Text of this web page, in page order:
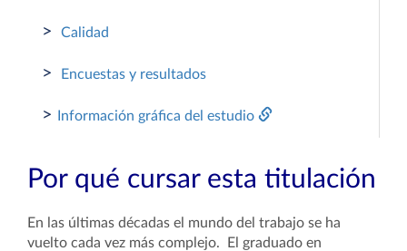
> Calidad
> Encuestas y resultados
> Información gráfica del estudio
Por qué cursar esta titulación
En las últimas décadas el mundo del trabajo se ha
vuelto cada vez más complejo. El graduado en